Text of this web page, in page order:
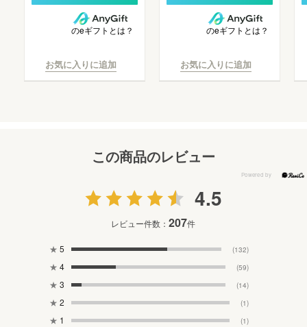
のeギフトとは？
お気に入りに追加
のeギフトとは？
お気に入りに追加
この商品のレビュー
4.5
レビュー件数：207件
★ 5 (132)
★ 4 (59)
★ 3 (14)
★ 2 (1)
★ 1 (1)